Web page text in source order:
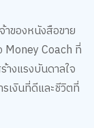
าของหนังสือขาย
Money Coach ที่
างแรงบันดาลใจ
เงินที่ดีและชีวิตที่